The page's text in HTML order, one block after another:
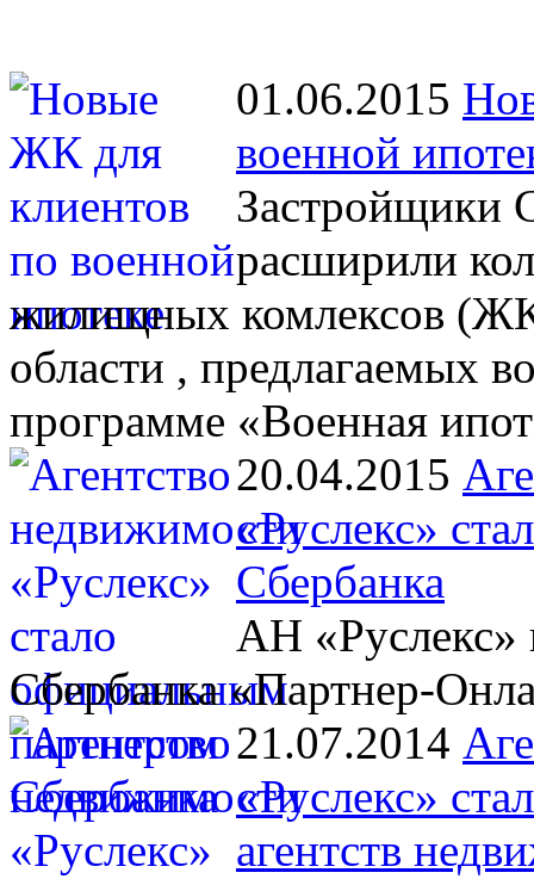
01.06.2015
военной
Застройщики
расширили
жилищных комлексов
области , предлагаемых
программе «Военная
20.04.2015
«Руслекс»
Сбербанка
АН «Руслекс»
Сбербанка «Партнер-
21.07.2014
«Руслекс»
агентств